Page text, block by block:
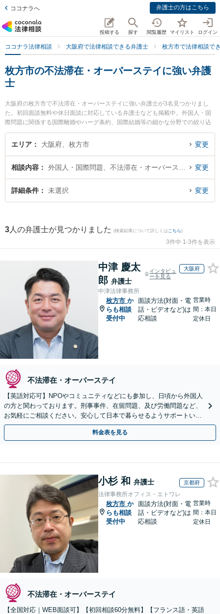
ココナラへ 弁護士の方はこちら
投稿する 探す 閲覧履歴 マイリスト ログイン
ココナラ法律相談 大阪府で法律相談できる弁護士 枚方市で法律相談で
枚方市の不法滞在・オーバーステイに強い弁護
士
大阪府の枚方市で不法滞在・オーバーステイに強い弁護士が3名見つかりまし
た。初回面談無料や休日面談に対応している弁護士なども掲載中。外国人・国
際問題に関係する国際離婚やハーグ条約、国際結婚等の細かな分野での絞り込
み検索もでき便利です。特に大昭法律事務所の重光 健太郎弁護士や弁護士法人
東部おおさか ひらかたエール法律事務所の深水 周子弁護士、古山綜合法律事務
を今すぐに弁護士に相談したい』『不法滞在・オーバーステイのトラブル解決
の実績豊富な近くの弁護士を検索したい』『初回相談無料で不法滞在・オーバ
ーステイを法律相談できる枚方市内の弁護士に相談予約したい』などでお困り
エリア 大阪府、枚方市 変更
相談内容 変更
詳細条件 未選択 変更
3 人の弁護士が見つかりました (検索結果について詳しくは こちら)
3件中 1-3件を表示
中津 慶太
郎 弁護士
インタビュ
ーを見る
大阪府
中津法律事務所
枚方市 か
らも相談
受付中
面談方法(対面・電
話・ビデオなど)は
応相談
営業時
間：本日
定休日
不法滞在・オーバーステイ
【英語対応可】NPOやコミュニティなどにも参加し、日頃から外国人
の方と関わっております。刑事事件、在留問題、及び労働問題など、
お気軽にご相談ください。安心して日本で暮らせるようサポートいた
します【夜間・休日相談OK】【北浜駅2分】
料金表を見る
小杉 和 弁護士 京都府
法律事務所オフィス・エトワレ
枚方市 か
らも相談
受付中
面談方法(対面・電
話・ビデオなど)は
応相談
営業時
間：本日
定休日
不法滞在・オーバーステイ
【全国対応｜WEB面談可】【初回相談60分無料】【フランス語・英語